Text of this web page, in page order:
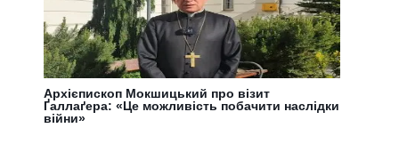
Архієпископ Мокшицький про візит
Ґаллаґера: «Це можливість побачити наслідки
війни»